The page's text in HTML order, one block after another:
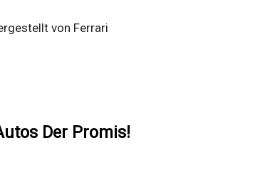
von Ferrari
Der Promis!